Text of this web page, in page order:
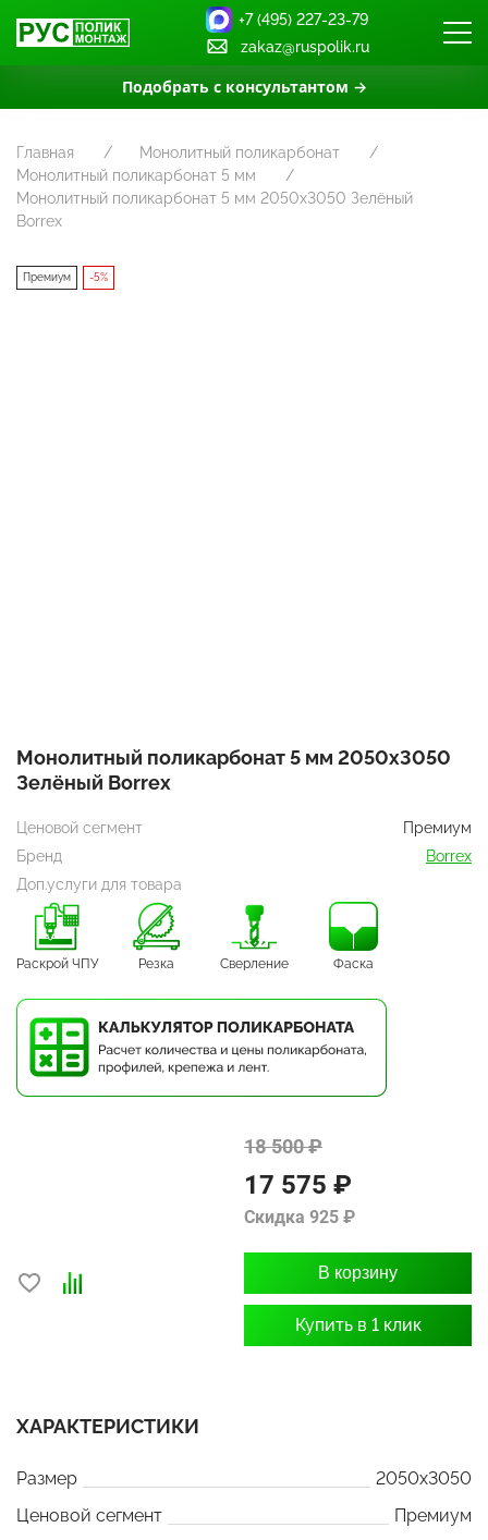
Подобрать с консультантом →
+7 (495) 227-23-79
zakaz@ruspolik.ru
Главная
Монолитный поликарбонат
Монолитный поликарбонат 5 мм
Монолитный поликарбонат 5 мм 2050х3050 Зелёный
Borrex
Премиум -5%
Монолитный поликарбонат 5 мм 2050х3050
Зелёный Borrex
Ценовой сегмент
Премиум
Бренд
Borrex
Доп.услуги для товара
Раскрой ЧПУ Резка Сверление Фаска
18 500 ₽
17 575 ₽
Скидка 925 ₽
В корзину
Купить в 1 клик
ХАРАКТЕРИСТИКИ
Размер
2050x3050
Ценовой сегмент
Премиум